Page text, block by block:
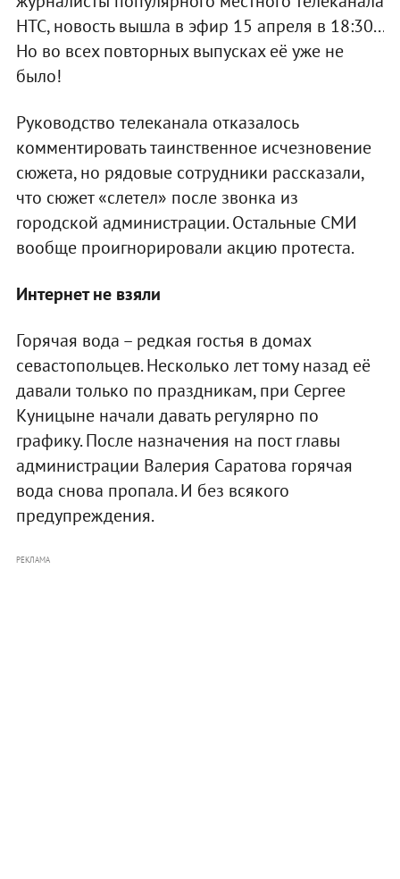
НТС, новость вышла в эфир 15 апреля в 18:30...
Но во всех повторных выпусках её уже не
было!
Руководство телеканала отказалось
комментировать таинственное исчезновение
сюжета, но рядовые сотрудники рассказали,
что сюжет «слетел» после звонка из
городской администрации. Остальные СМИ
вообще проигнорировали акцию протеста.
Интернет не взяли
Горячая вода – редкая гостья в домах
севастопольцев. Несколько лет тому назад её
давали только по праздникам, при Сергее
Куницыне начали давать регулярно по
графику. После назначения на пост главы
администрации Валерия Саратова горячая
вода снова пропала. И без всякого
предупреждения.
РЕКЛАМА